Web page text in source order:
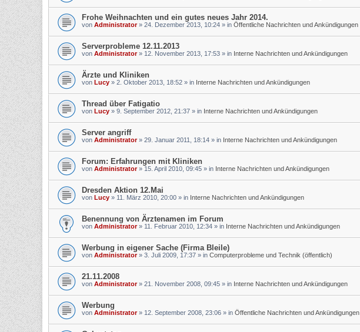
Frohe Weihnachten und ein gutes neues Jahr 2014.
von Administrator» 24. Dezember 2013, 10:24 » in Öffentliche Nachrichten und Ankündigungen
Serverprobleme 12.11.2013
von Administrator» 12. November 2013, 17:53 » in Interne Nachrichten und Ankündigungen
Ärzte und Kliniken
von Lucy » 2. Oktober 2013, 18:52 » in Interne Nachrichten und Ankündigungen
Thread über Fatigatio
von Lucy » 9. September 2012, 21:37 » in Interne Nachrichten und Ankündigungen
Server angriff
von Administrator» 29. Januar 2011, 18:14 » in Interne Nachrichten und Ankündigungen
Forum: Erfahrungen mit Kliniken
von Administrator» 15. April 2010, 09:45 » in Interne Nachrichten und Ankündigungen
Dresden Aktion 12.Mai
von Lucy » 11. März 2010, 20:00 » in Interne Nachrichten und Ankündigungen
Benennung von Ärztenamen im Forum
von Administrator» 11. Februar 2010, 12:34 » in Interne Nachrichten und Ankündigungen
Werbung in eigener Sache (Firma Bleile)
von Administrator» 3. Juli 2009, 17:37 » in Computerprobleme und Technik (öffentlich)
21.11.2008
von Administrator» 21. November 2008, 09:45 » in Interne Nachrichten und Ankündigungen
Werbung
von Administrator» 12. September 2008, 23:06 » in Öffentliche Nachrichten und Ankündigungen